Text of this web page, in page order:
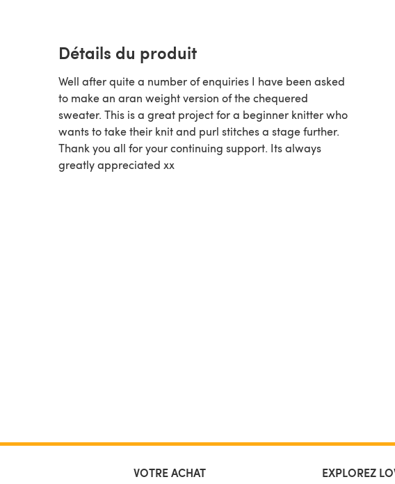
Détails du produit
Well after quite a number of enquiries I have been asked
to make an aran weight version of the chequered
sweater. This is a great project for a beginner knitter who
wants to take their knit and purl stitches a stage further.
Thank you all for your continuing support. Its always
greatly appreciated xx
VOTRE ACHAT EXPLOREZ